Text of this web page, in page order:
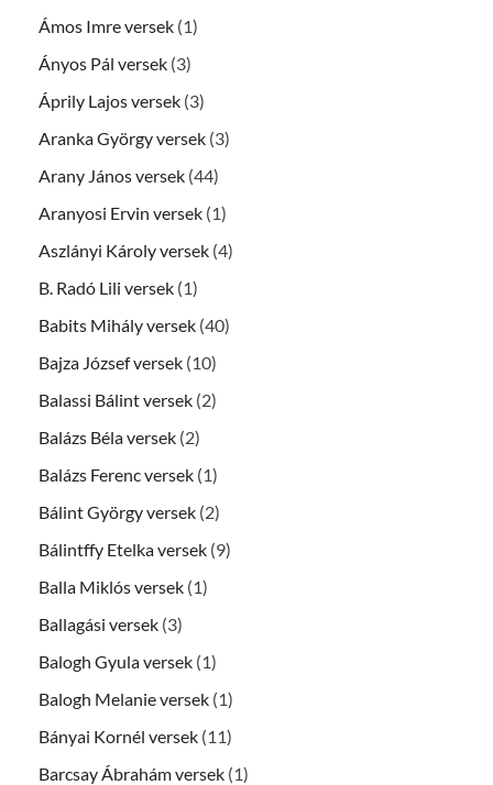
Ámos Imre versek (1)
Ányos Pál versek (3)
Áprily Lajos versek (3)
Aranka György versek (3)
Arany János versek (44)
Aranyosi Ervin versek (1)
Aszlányi Károly versek (4)
B. Radó Lili versek (1)
Babits Mihály versek (40)
Bajza József versek (10)
Balassi Bálint versek (2)
Balázs Béla versek (2)
Balázs Ferenc versek (1)
Bálint György versek (2)
Bálintffy Etelka versek (9)
Balla Miklós versek (1)
Ballagási versek (3)
Balogh Gyula versek (1)
Balogh Melanie versek (1)
Bányai Kornél versek (11)
Barcsay Ábrahám versek (1)